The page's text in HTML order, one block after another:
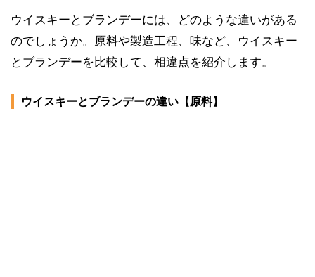
ウイスキーとブランデーには、どのような違いがある
のでしょうか。原料や製造工程、味など、ウイスキー
とブランデーを比較して、相違点を紹介します。
ウイスキーとブランデーの違い【原料】